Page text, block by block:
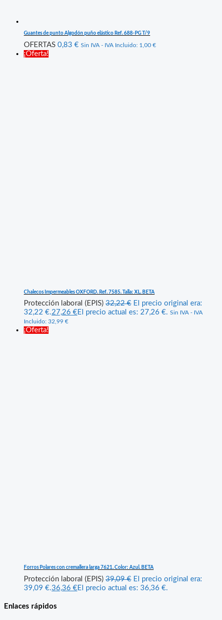
Guantes de punto Algodón puño elástico Ref. 688-PG T/9
OFERTAS 0,83 € Sin IVA - IVA Incluido: 1,00 €
¡Oferta!
Chalecos Impermeables OXFORD. Ref. 7585. Talla: XL. BETA
Protección laboral (EPIS) 32,22€ El precio original era:
32,22 €.27,26 €El precio actual es: 27,26 €. Sin IVA - IVA
Incluido: 32,99 €
¡Oferta!
Forros Polares con cremallera larga 7621. Color: Azul. BETA
Protección laboral (EPIS) 39,09€ El precio original era:
39,09 €.36,36 €El precio actual es: 36,36 €.
Enlaces rápidos